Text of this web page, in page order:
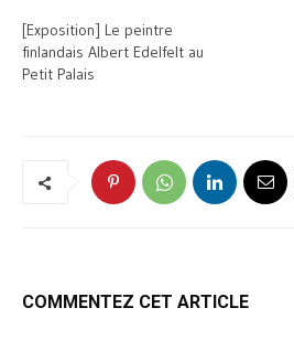
[Exposition] Le peintre
finlandais Albert Edelfelt au
Petit Palais
COMMENTEZ CET ARTICLE